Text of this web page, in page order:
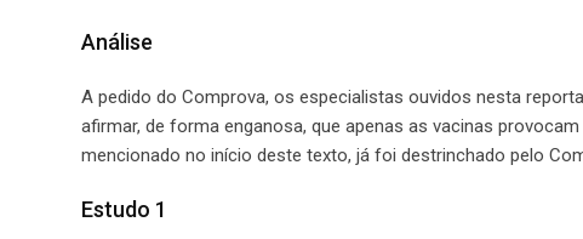
Análise
A pedido do Comprova, os especialistas ouvidos nesta
afirmar, de forma enganosa, que apenas as vacinas
mencionado no início deste texto, já foi destrinchado pelo
Estudo 1